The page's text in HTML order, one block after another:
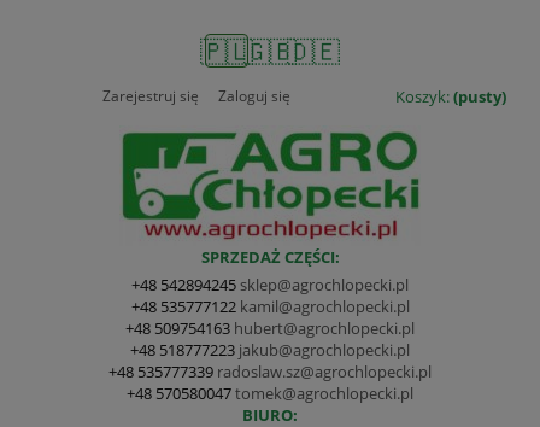
🇵🇱🇬🇧🇩🇪
Koszyk:(pusty)
Zarejestruj się Zaloguj się
SPRZEDAŻ CZĘŚCI:
+48 542894245 sklep@agrochlopecki.pl
+48 535777122 kamil@agrochlopecki.pl
+48 509754163 hubert@agrochlopecki.pl
+48 518777223 jakub@agrochlopecki.pl
+48 535777339 radoslaw.sz@agrochlopecki.pl
+48 570580047tomek@agrochlopecki.pl
BIURO: